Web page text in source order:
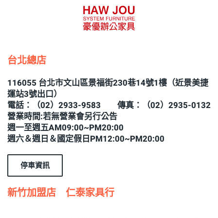
台北總店
116055 台北市文山區景福街230巷14號1樓（近景美捷
運站3號出口）
電話：（02）2933-9583 傳真：（02）2935-0132
營業時間:若無營業會另行公告
週一至週五AM09:00~PM20:00
週六＆週日＆國定假日PM12:00~PM20:00
停車資訊
新竹加盟店 仁泰家具行